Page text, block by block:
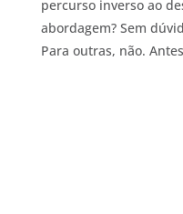
percurso inverso ao
abordagem? Sem
Para outras, não.